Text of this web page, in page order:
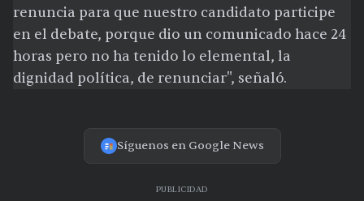
renuncia para que nuestro candidato participe
en el debate, porque dio un comunicado hace 24
horas pero no ha tenido lo elemental, la
dignidad política, de renunciar", señaló.
Síguenos en Google News
PUBLICIDAD